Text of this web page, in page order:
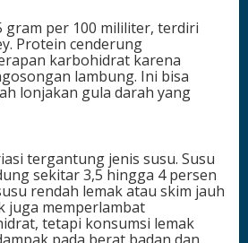
gram per 100 mililiter, terdiri
Protein cenderung
karbohidrat karena
lambung. Ini bisa
lonjakan gula darah yang
tergantung jenis susu. Susu
sekitar 3,5 hingga 4 persen
rendah lemak atau skim jauh
juga memperlambat
tetapi konsumsi lemak